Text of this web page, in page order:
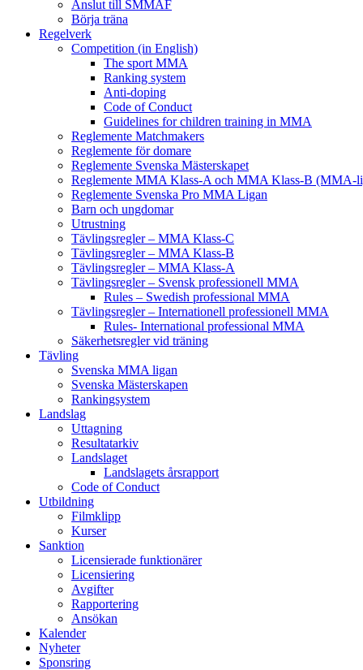
Anslut till SMMAF
Börja träna
Regelverk
Competition (in English)
The sport MMA
Ranking system
Anti-doping
Code of Conduct
Guidelines for children training in MMA
Reglemente Matchmakers
Reglemente för domare
Reglemente Svenska Mästerskapet
Reglemente MMA Klass-A och MMA Klass-B (MMA-
Reglemente Svenska Pro MMA Ligan
Barn och ungdomar
Utrustning
Tävlingsregler – MMA Klass-C
Tävlingsregler – MMA Klass-B
Tävlingsregler – MMA Klass-A
Tävlingsregler – Svensk professionell MMA
Rules – Swedish professional MMA
Tävlingsregler – Internationell professionell MMA
Rules- International professional MMA
Säkerhetsregler vid träning
Tävling
Svenska MMA ligan
Svenska Mästerskapen
Rankingsystem
Landslag
Uttagning
Resultatarkiv
Landslaget
Landslagets årsrapport
Code of Conduct
Utbildning
Filmklipp
Kurser
Sanktion
Licensierade funktionärer
Licensiering
Avgifter
Rapportering
Ansökan
Kalender
Nyheter
Sponsring